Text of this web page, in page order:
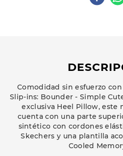
Comodidad sin esfuerzo
Slip-ins: Bounder - Simple
exclusiva Heel Pillow, este
cuenta con una parte
sintético con cordones
Skechers y una plantilla
Cooled